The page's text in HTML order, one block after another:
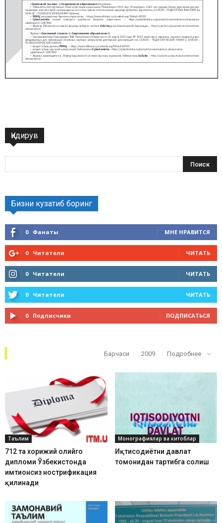
Қидирув
Бизни кузатиб боринг
0 Фанаты МНЕ НРАВИТСЯ
0 Читатели ЧИТАТЬ
0 Читатели ЧИТАТЬ
0 Читатели ЧИТАТЬ
0 Подписчики ПОДПИСАТЬСЯ
Барчаси 2009 Подробнее
Таълим
712 та хорижий олийгоҳ
дипломи Ўзбекистонда
имтиҳонсиз нострификация
қилинади
Монографиялар ва китоблар
Иқтисодиётни давлат
томонидан тартибга солиш